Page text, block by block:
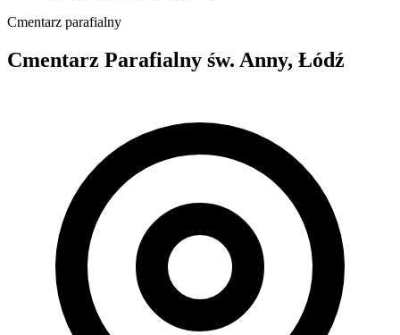
Cmentarz parafialny
Cmentarz Parafialny św. Anny, Łódź